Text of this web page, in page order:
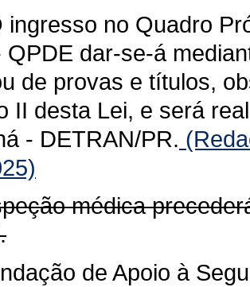
ingresso no Quadro
QPDE dar-se-á
de provas e títulos,
II desta Lei, e será
- DETRAN/PR.
médica
de Apoio à